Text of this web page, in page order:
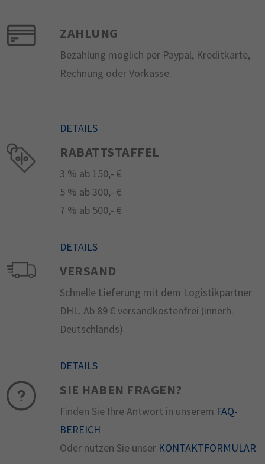
ZAHLUNG
Bezahlung möglich per Paypal, Kreditkarte,
Rechnung oder Vorkasse.
DETAILS
RABATTSTAFFEL
3 % ab 150,- €
5 % ab 300,- €
7 % ab 500,- €
DETAILS
VERSAND
Schnelle Lieferung mit dem Logistikpartner
DHL. Ab 89 € versandkostenfrei (innerh.
Deutschlands)
DETAILS
SIE HABEN FRAGEN?
Finden Sie Ihre Antwort in unserem FAQ-
BEREICH
Oder nutzen Sie unser KONTAKTFORMULAR